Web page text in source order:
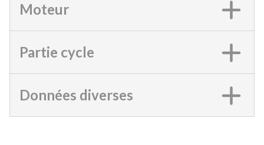
Moteur
Partie cycle
Données diverses